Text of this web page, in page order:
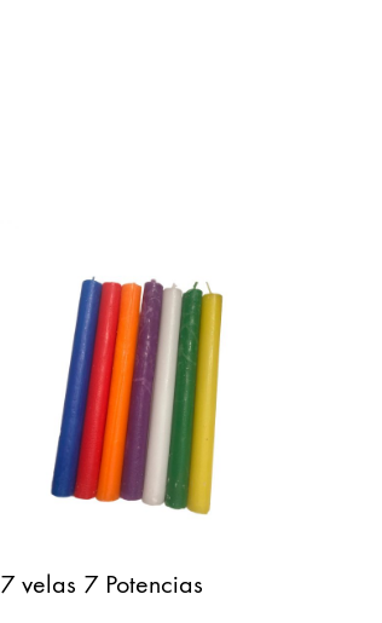
7 velas 7 Potencias